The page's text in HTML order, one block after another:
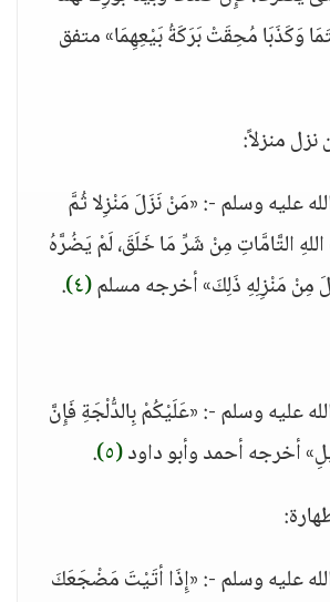
وَكَذَبَا مُحِقَتْ بَرَكَةُ بَيْعِهِمَا» متفق
منزلاً:
عليه وسلم -: «مَنْ نَزَلَ مَنْزِلا ثُمَّ
التَّامَّاتِ مِنْ شَرِّ مَا خَلَقَ، لَمْ يَضُرَّهُ
مَنْزِلِهِ ذَلِكَ» أخرجه مسلم(٤) .
عليه وسلم -: «عَلَيْكُمْ بِالدُّلْجَةِ فَإِنَّ
أخرجه أحمد وأبو داود(٥) .
عليه وسلم -: «إِذَا أتَيْتَ مَضْجَعَكَ